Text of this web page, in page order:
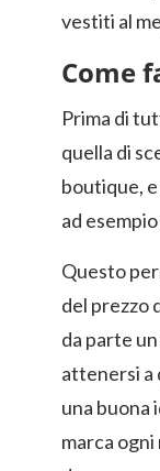
vestiti al
Come
Prima di
quella di
boutique,
ad
Questo
del prezzo
da parte
attenersi a
una buona
marca